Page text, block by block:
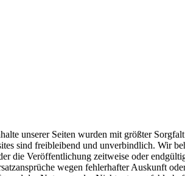
unserer Seiten wurden mit größter
sind freibleibend und unverbindlich. Wir
die Veröffentlichung zeitweise oder
wegen fehlerhafter Auskunft